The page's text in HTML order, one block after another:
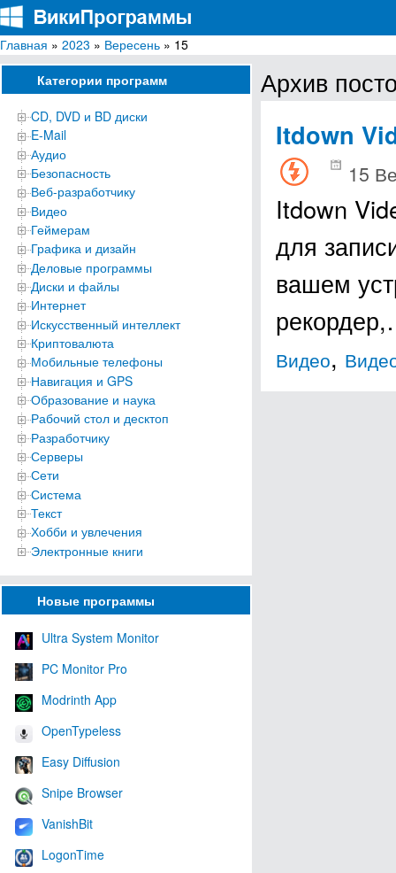
ВикиПрограммы
Энциклопедия бесплатных компьютерных программ для Windows
Главная » 2023 » Вересень » 15
Категории программ
CD, DVD и BD диски
E-Mail
Аудио
Безопасность
Веб-разработчику
Видео
Геймерам
Графика и дизайн
Деловые программы
Диски и файлы
Интернет
Искусственный интеллект
Криптовалюта
Мобильные телефоны
Навигация и GPS
Образование и наука
Рабочий стол и десктоп
Разработчику
Серверы
Сети
Система
Текст
Хобби и увлечения
Электронные книги
Новые программы
Ultra System Monitor
PC Monitor Pro
Modrinth App
OpenTypeless
Easy Diffusion
Snipe Browser
VanishBit
LogonTime
Архив
Itdown
15
Itdown
для
вашем
Видео,